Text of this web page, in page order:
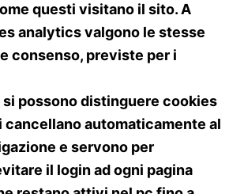
questi visitano il sito. A
analytics valgono le stesse
consenso, previste per i
possono distinguere cookies
automaticamente al
e servono per
il login ad ogni pagina